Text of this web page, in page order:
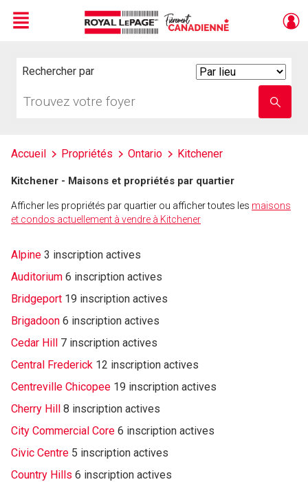
Menu
Rechercher par
votre
nom
Accueil Propriétés Ontario Kitchener
Kitchener - Maisons et propriétés par quartier
Afficher les propriétés par quartier ou afficher toutes les maisons
et condos actuellement à vendre à Kitchener
Alpine 3 inscription actives
Auditorium 6 inscription actives
Bridgeport 19 inscription actives
Brigadoon 6 inscription actives
Cedar Hill 7 inscription actives
Central Frederick 12 inscription actives
Centreville Chicopee 19 inscription actives
Cherry Hill 8 inscription actives
City Commercial Core 6 inscription actives
Civic Centre 5 inscription actives
Country Hills 6 inscription actives